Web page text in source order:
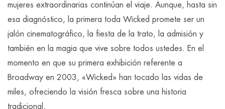
mujeres extraordinarias continúan el viaje. Aunque, hasta sin
esa diagnóstico, la primera toda Wicked promete ser un
jalón cinematográfico, la fiesta de la trato, la admisión y
también en la magia que vive sobre todos ustedes. En el
momento en que su primera exhibición referente a
Broadway en 2003, «Wicked» han tocado las vidas de
miles, ofreciendo la visión fresca sobre una historia
tradicional.